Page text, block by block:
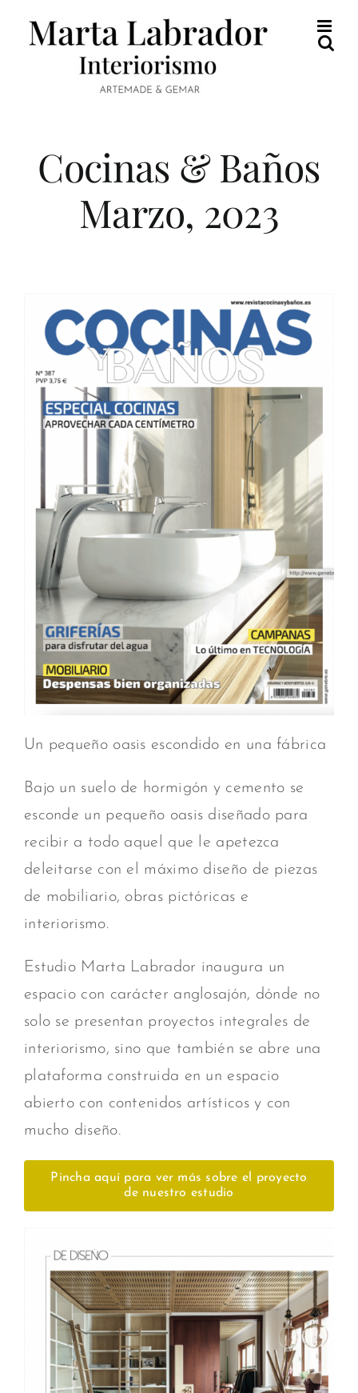
Cocinas & Baños
Marzo, 2023
Un pequeño oasis escondido en una fábrica
Bajo un suelo de hormigón y cemento se
esconde un pequeño oasis diseñado para
recibir a todo aquel que le apetezca
deleitarse con el máximo diseño de piezas
de mobiliario, obras pictóricas e
interiorismo.
Estudio Marta Labrador inaugura un
espacio con carácter anglosajón, dónde no
solo se presentan proyectos integrales de
interiorismo, sino que también se abre una
plataforma construida en un espacio
abierto con contenidos artísticos y con
mucho diseño.
Pincha aquí para ver más sobre el proyecto
de nuestro estudio